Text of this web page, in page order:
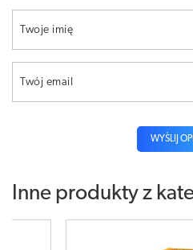
Twoje imię
Twój email
WYŚLIJ
Inne produkty z